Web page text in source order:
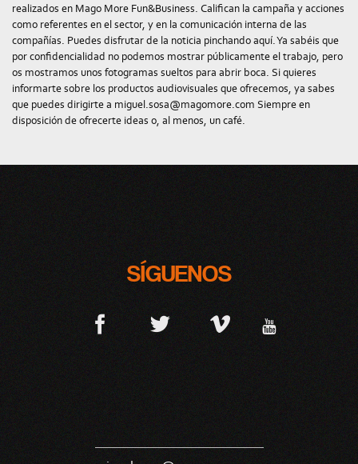
realizados en Mago More Fun&Business. Califican la campaña y acciones
como referentes en el sector, y en la comunicación interna de las
compañías. Puedes disfrutar de la noticia pinchando aquí. Ya sabéis que
por confidencialidad no podemos mostrar públicamente el trabajo, pero
os mostramos unos fotogramas sueltos para abrir boca. Si quieres
informarte sobre los productos audiovisuales que ofrecemos, ya sabes
que puedes dirigirte a miguel.sosa@magomore.com Siempre en
disposición de ofrecerte ideas o, al menos, un café.
SÍGUENOS